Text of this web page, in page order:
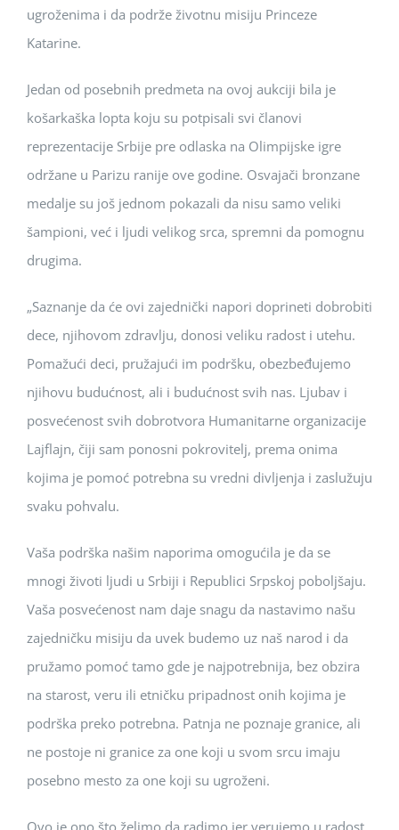
ugroženima i da podrže životnu misiju Princeze
Katarine.
Jedan od posebnih predmeta na ovoj aukciji bila je
košarkaška lopta koju su potpisali svi članovi
reprezentacije Srbije pre odlaska na Olimpijske igre
održane u Parizu ranije ove godine. Osvajači bronzane
medalje su još jednom pokazali da nisu samo veliki
šampioni, već i ljudi velikog srca, spremni da pomognu
drugima.
„Saznanje da će ovi zajednički napori doprineti dobrobiti
dece, njihovom zdravlju, donosi veliku radost i utehu.
Pomažući deci, pružajući im podršku, obezbeđujemo
njihovu budućnost, ali i budućnost svih nas. Ljubav i
posvećenost svih dobrotvora Humanitarne organizacije
Lajflajn, čiji sam ponosni pokrovitelj, prema onima
kojima je pomoć potrebna su vredni divljenja i zaslužuju
svaku pohvalu.
Vaša podrška našim naporima omogućila je da se
mnogi životi ljudi u Srbiji i Republici Srpskoj poboljšaju.
Vaša posvećenost nam daje snagu da nastavimo našu
zajedničku misiju da uvek budemo uz naš narod i da
pružamo pomoć tamo gde je najpotrebnija, bez obzira
na starost, veru ili etničku pripadnost onih kojima je
podrška preko potrebna. Patnja ne poznaje granice, ali
ne postoje ni granice za one koji u svom srcu imaju
posebno mesto za one koji su ugroženi.
Ovo je ono što želimo da radimo jer verujemo u radost